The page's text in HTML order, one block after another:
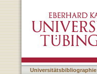
Universitätsbibliographie